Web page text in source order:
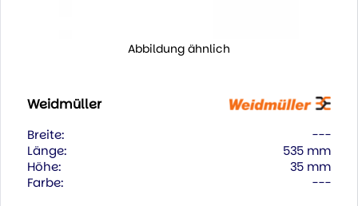
Abbildung ähnlich
Weidmüller
Breite:
---
Länge:
535 mm
Höhe:
35 mm
Farbe:
---